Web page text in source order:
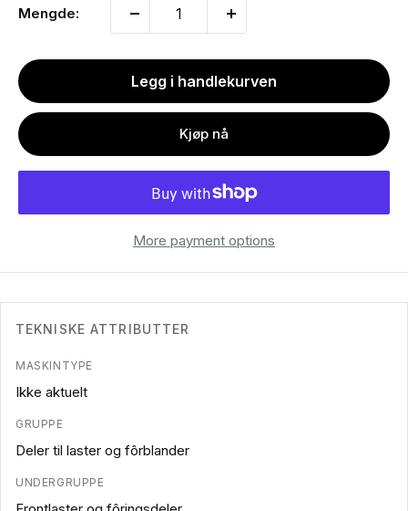
Mengde:
Legg i handlekurven
Kjøp nå
More payment options
TEKNISKE ATTRIBUTTER
MASKINTYPE
Ikke aktuelt
GRUPPE
Deler til laster og fôrblander
UNDERGRUPPE